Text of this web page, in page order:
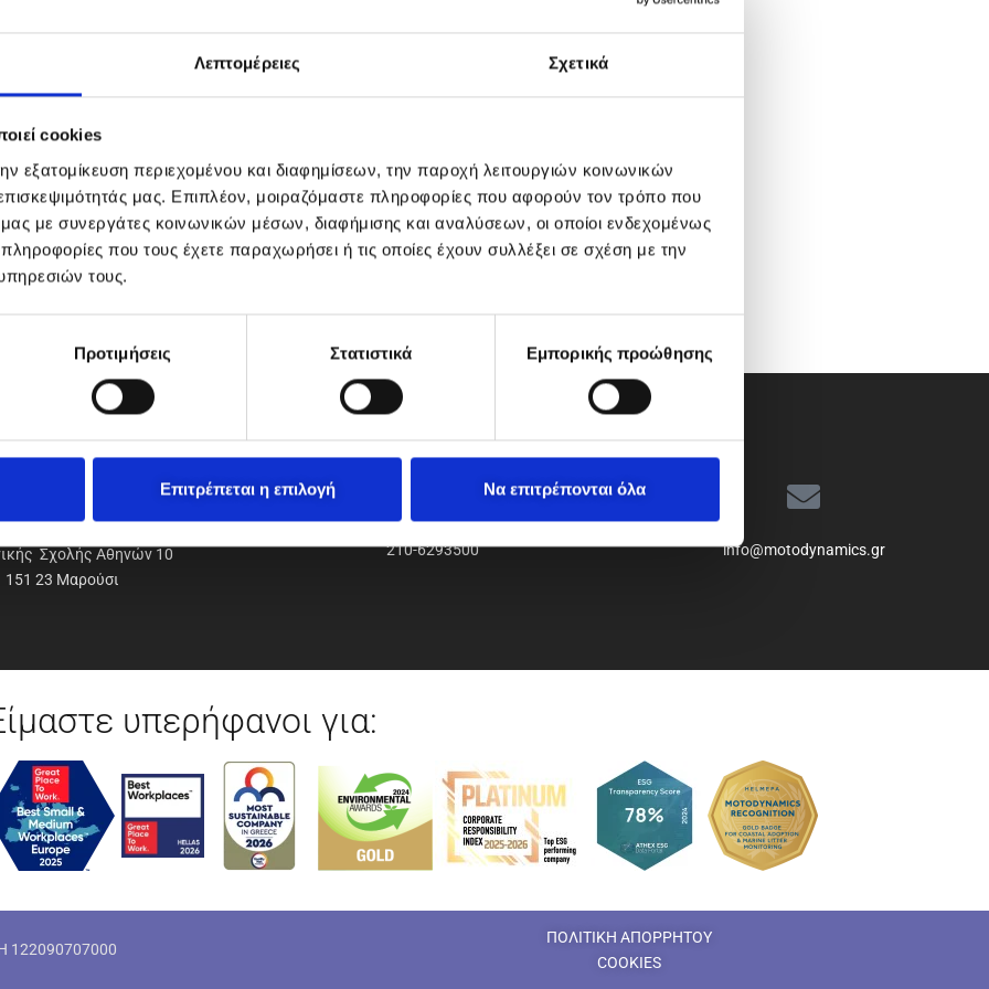
Λεπτομέρειες Σχετικά
cookies
εξατομίκευση περιεχομένου και διαφημίσεων, την παροχή λειτουργιών κοινωνικών
μας. Επιπλέον, μοιραζόμαστε πληροφορίες που αφορούν τον τρόπο που
μας με συνεργάτες κοινωνικών μέσων, διαφήμισης και αναλύσεων, οι οποίοι ενδεχομένως
που τους έχετε παραχωρήσει ή τις οποίες έχουν συλλέξει σε σχέση με την
τους.
Προτιμήσεις Στατιστικά Εμπορικής προώθησης
Επιτρέπεται η επιλογή Να επιτρέπονται όλα
Α.Ε.Ε.
Σχολής Αθηνών 10
151 23 Μαρούσι
210-6293500 info@motodynamics.gr
υπερήφανοι για:
122090707000
ΠΟΛΙΤΙΚΗ ΑΠΟΡΡΗΤΟΥ
COOKIES